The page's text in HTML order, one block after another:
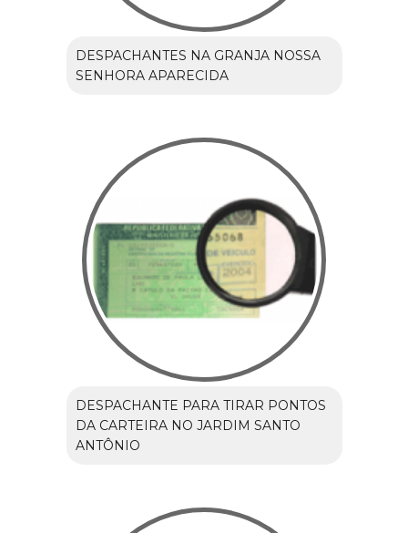
DESPACHANTES NA GRANJA NOSSA
SENHORA APARECIDA
DESPACHANTE PARA TIRAR PONTOS
DA CARTEIRA NO JARDIM SANTO
ANTÔNIO